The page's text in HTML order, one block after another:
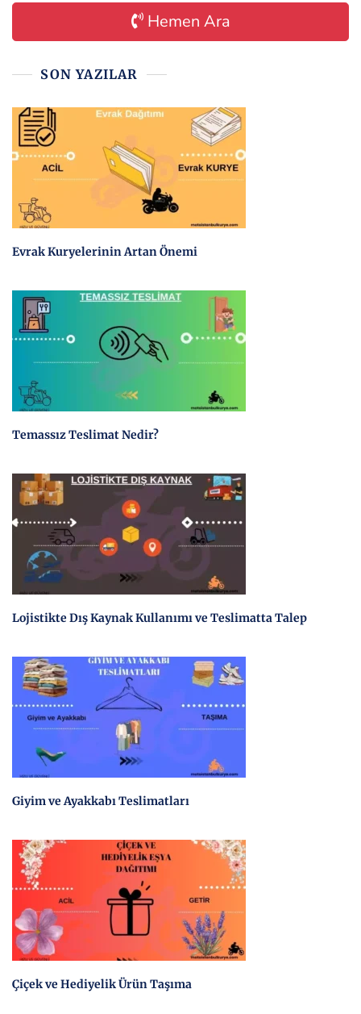
Hemen Ara
SON YAZILAR
Evrak Kuryelerinin Artan Önemi
Temassız Teslimat Nedir?
Lojistikte Dış Kaynak Kullanımı ve Teslimatta Talep
Giyim ve Ayakkabı Teslimatları
Çiçek ve Hediyelik Ürün Taşıma